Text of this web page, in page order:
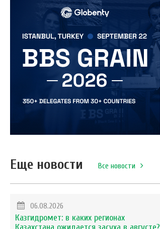
Еще новости Все новости
06.08.2026
Казгидромет: в каких регионах